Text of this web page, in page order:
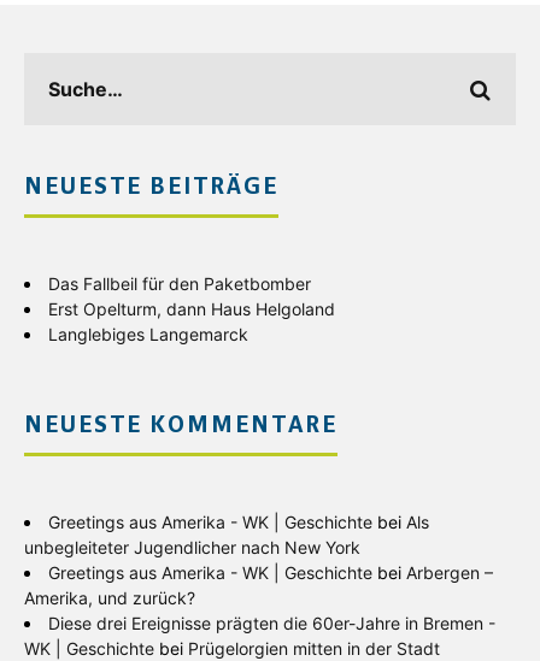
NEUESTE BEITRÄGE
Das Fallbeil für den Paketbomber
Erst Opelturm, dann Haus Helgoland
Langlebiges Langemarck
NEUESTE KOMMENTARE
Greetings aus Amerika - WK | Geschichte bei Als
unbegleiteter Jugendlicher nach New York
Greetings aus Amerika - WK | Geschichte bei Arbergen –
Amerika, und zurück?
Diese drei Ereignisse prägten die 60er-Jahre in Bremen -
WK | Geschichte bei Prügelorgien mitten in der Stadt